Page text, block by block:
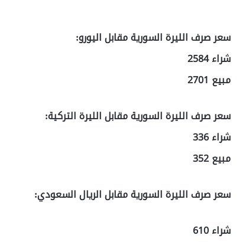
سعر صرف الليرة السورية مقابل اليورو:
شراء 2584
مبيع 2701
سعر صرف الليرة السورية مقابل الليرة التركية:
شراء 336
مبيع 352
سعر صرف الليرة السورية مقابل الريال السعودي:
شراء 610